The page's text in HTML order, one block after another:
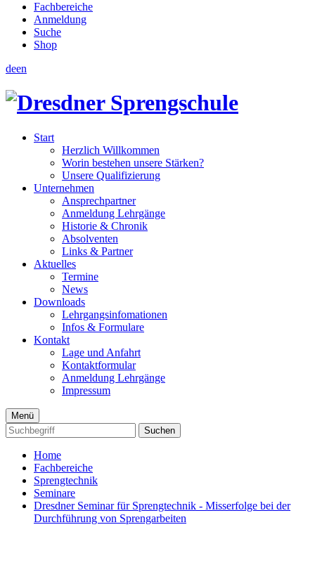
Fachbereiche
Anmeldung
Suche
Shop
deen
Start
Herzlich Willkommen
Worin bestehen unsere Stärken?
Unsere Qualifizierung
Unternehmen
Ansprechpartner
Anmeldung Lehrgänge
Historie & Chronik
Absolventen
Links & Partner
Aktuelles
Termine
News
Downloads
Lehrgangsinfomationen
Infos & Formulare
Kontakt
Lage und Anfahrt
Kontaktformular
Anmeldung Lehrgänge
Impressum
Menü
Suchen
Home
Fachbereiche
Sprengtechnik
Seminare
Dresdner Seminar für Sprengtechnik - Misserfolge bei der
Durchführung von Sprengarbeiten